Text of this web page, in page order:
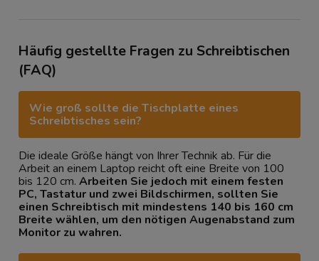
Häufig gestellte Fragen zu Schreibtischen
(FAQ)
Wie groß sollte die Tischplatte eines
Schreibtisches sein?
Die ideale Größe hängt von Ihrer Technik ab. Für die
Arbeit an einem Laptop reicht oft eine Breite von 100
bis 120 cm. Arbeiten Sie jedoch mit einem festen
PC, Tastatur und zwei Bildschirmen, sollten Sie
einen Schreibtisch mit mindestens 140 bis 160 cm
Breite wählen, um den nötigen Augenabstand zum
Monitor zu wahren.